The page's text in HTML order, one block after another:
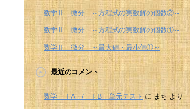
数学Ⅱ 微分 ～方程式の実数解の個数②～
数学Ⅱ 微分 ～方程式の実数解の個数①～
数学Ⅱ 微分 ～最大値・最小値①～
最近のコメント
数学 ⅠA / ⅡB 単元テスト に まち より